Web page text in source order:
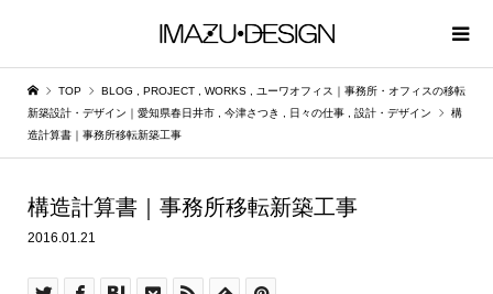
TOP BLOG PROJECT WORKS
ユーワオフィス｜事務所・オフィスの移転
新築設計・デザイン｜愛知県春日井市
今津さつき 日々の仕事 設計・デザイン
構
造計算書｜事務所移転新築工事
構造計算書｜事務所移転新築工事
2016.01.21